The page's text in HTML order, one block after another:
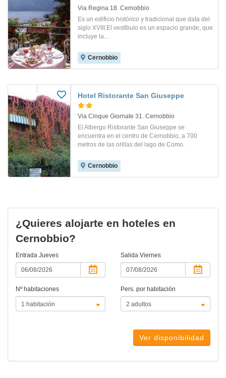
Via Regina 18. Cernobbio
Es un edificio histórico y tradicional que data del
siglo XVIII.El vestíbulo es un espacio grande, que
incluye la...
Cernobbio
Hotel Ristorante San Giuseppe
Via Cinque Giornate 31. Cernobbio
El Albergo Ristorante San Giuseppe se
encuentra en el centro de Cernobbio, a 700
metros de las orillas del lago de Como.
Cernobbio
¿Quieres alojarte en hoteles en
Cernobbio?
Entrada Jueves Salida Viernes
Nº habitaciones Pers. por habitación
Ver disponibilidad